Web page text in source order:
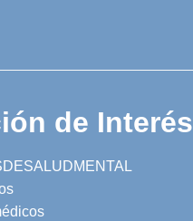
de Interés